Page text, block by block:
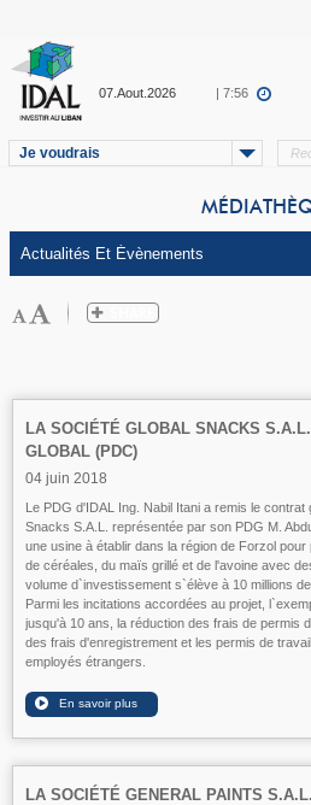
07.Aout.2026 | 7:56
Je voudrais
LA SOCIÉTÉ GLOBAL SNACKS
GLOBAL (PDC)
04 juin 2018
Le PDG d'IDAL Ing. Nabil Itani a remis le
Snacks S.A.L. représentée par son PDG M.
une usine à établir dans la région de Forzol
de céréales, du maïs grillé et de l'avoine avec
volume d`investissement s`élève à 10 millions
Parmi les incitations accordées au projet,
jusqu'à 10 ans, la réduction des frais de permis
des frais d'enregistrement et les permis de
employés étrangers.
LA SOCIÉTÉ GENERAL PAINTS